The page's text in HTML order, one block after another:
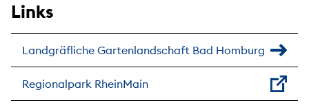
Links
Landgräfliche Gartenlandschaft Bad Homburg
Regionalpark RheinMain